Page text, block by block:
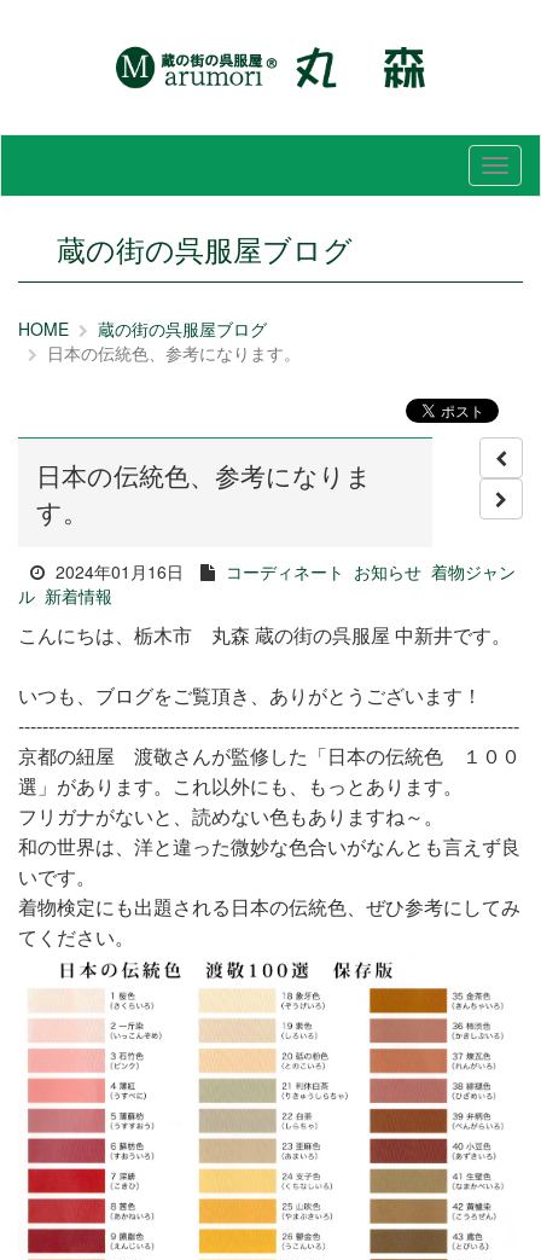
メ
ニ
蔵の街の呉服屋ブログ
HOME
蔵の街の呉服屋ブログ
日本の伝統色、参考になります。
日本の伝統色、参考になりま
す。
2024年01月16日 コーディネート お知らせ 着物ジャン
ル 新着情報
こんにちは、栃木市 丸森 蔵の街の呉服屋 中新井です。
いつも、ブログをご覧頂き、ありがとうございます！
-----------------------------------------------------------------------------------
京都の紐屋 渡敬さんが監修した「日本の伝統色 １００
選」があります。これ以外にも、もっとあります。
フリガナがないと、読めない色もありますね～。
和の世界は、洋と違った微妙な色合いがなんとも言えず良
いです。
着物検定にも出題される日本の伝統色、ぜひ参考にしてみ
てください。